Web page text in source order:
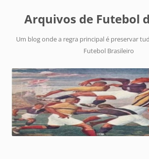
Arquivos de Futebol
Um blog onde a regra principal é preservar
Futebol Brasileiro